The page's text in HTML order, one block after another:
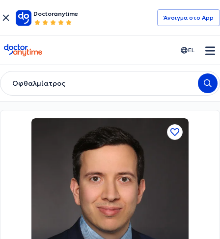
Doctoranytime
Άνοιγμα στο App
doctoranytime EL
Οφθαλμίατρος